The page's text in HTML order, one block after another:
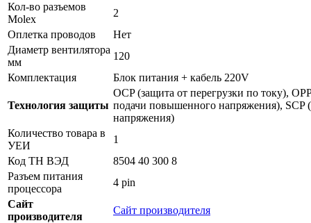
Кол-во разъемов
Molex
2
Оплетка проводов
Нет
Диаметр вентилятора
мм
120
Комплектация
Блок питания + кабель 220V
Технология защиты
OCP (защита от перегрузки по току),
подачи повышенного напряжения), SCP
напряжения)
Количество товара в
УЕИ
1
Код ТН ВЭД
8504 40 300 8
Разъем питания
процессора
4 pin
Сайт
производителя
Сайт производителя